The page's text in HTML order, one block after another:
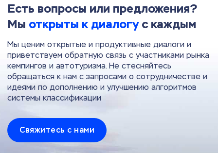
Есть вопросы или предложения?
Мы открыты к диалогус каждым
Мы ценим открытые и продуктивные диалоги и
приветствуем обратную связь с участниками рынка
кемпингов и автотуризма. Не стесняйтесь
обращаться к нам с запросами о сотрудничестве и
идеями по дополнению и улучшению алгоритмов
системы классификации
Свяжитесь с нами